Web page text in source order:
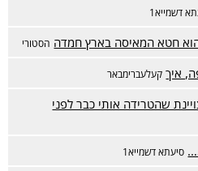
דשמייא1
חטא המאיסה בארץ חמדה הסטורי
איך קעלעברימבאר
שהטרידה אותי כבר לפני
סיעתא דשמייא1